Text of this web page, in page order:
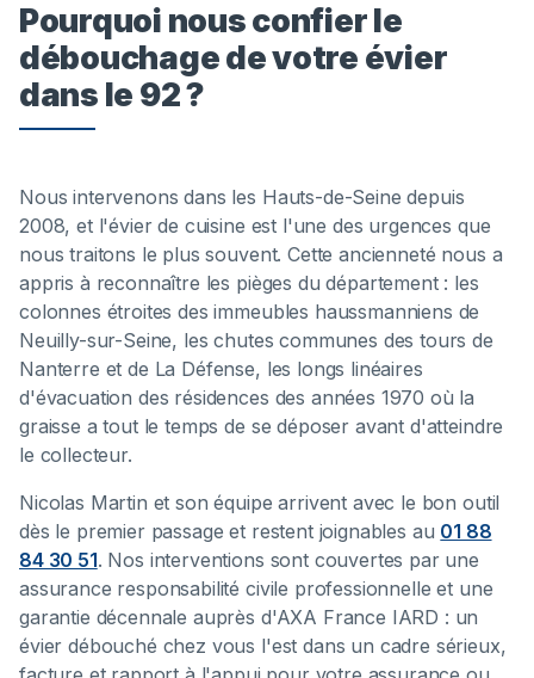
Pourquoi nous confier le
débouchage de votre évier
dans le 92 ?
Nous intervenons dans les Hauts-de-Seine depuis
2008, et l'évier de cuisine est l'une des urgences que
nous traitons le plus souvent. Cette ancienneté nous a
appris à reconnaître les pièges du département : les
colonnes étroites des immeubles haussmanniens de
Neuilly-sur-Seine, les chutes communes des tours de
Nanterre et de La Défense, les longs linéaires
d'évacuation des résidences des années 1970 où la
graisse a tout le temps de se déposer avant d'atteindre
le collecteur.
Nicolas Martin et son équipe arrivent avec le bon outil
dès le premier passage et restent joignables au 01 88
84 30 51. Nos interventions sont couvertes par une
assurance responsabilité civile professionnelle et une
garantie décennale auprès d'AXA France IARD : un
évier débouché chez vous l'est dans un cadre sérieux,